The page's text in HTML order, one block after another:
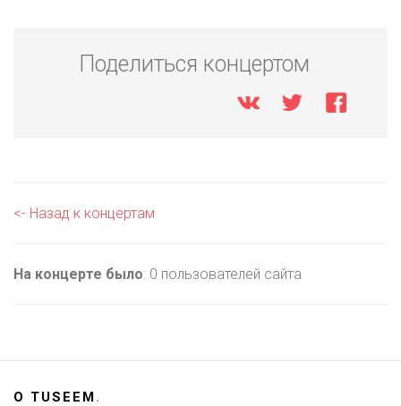
Поделиться концертом
<- Назад к концертам
На концерте было: 0 пользователей сайта
О TUSEEM.